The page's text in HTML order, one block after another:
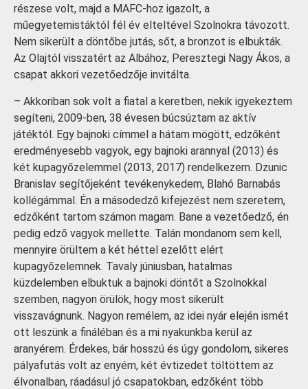
részese volt, majd a MAFC-hoz igazolt, a
műegyetemistáktól fél év elteltével Szolnokra távozott.
Nem sikerült a döntőbe jutás, sőt, a bronzot is elbukták.
Az Olajtól visszatért az Albához, Peresztegi Nagy Ákos, a
csapat akkori vezetőedzője invitálta.
– Akkoriban sok volt a fiatal a keretben, nekik igyekeztem
segíteni, 2009-ben, 38 évesen búcsúztam az aktív
játéktól. Egy bajnoki címmel a hátam mögött, edzőként
eredményesebb vagyok, egy bajnoki arannyal (2013) és
két kupagyőzelemmel (2013, 2017) rendelkezem. Dzunic
Branislav segítőjeként tevékenykedem, Blahó Barnabás
kollégámmal. Én a másodedző kifejezést nem szeretem,
edzőként tartom számon magam. Bane a vezetőedző, én
pedig edző vagyok mellette. Talán mondanom sem kell,
mennyire örültem a két héttel ezelőtt elért
kupagyőzelemnek. Tavaly júniusban, hatalmas
küzdelemben elbuktuk a bajnoki döntőt a Szolnokkal
szemben, nagyon örülök, hogy most sikerült
visszavágnunk. Nagyon remélem, az idei nyár elején ismét
ott leszünk a fináléban és a mi nyakunkba kerül az
aranyérem. Érdekes, bár hosszú és úgy gondolom, sikeres
pályafutás volt az enyém, két évtizedet töltöttem az
élvonalban, ráadásul jó csapatokban, edzőként több